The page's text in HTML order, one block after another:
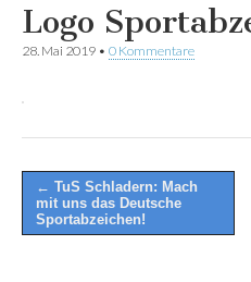
Logo
28. Mai 2019 • 0 Kommentare
Post
navigation
← TuS Schladern: Mach
mit uns das Deutsche
Sportabzeichen!